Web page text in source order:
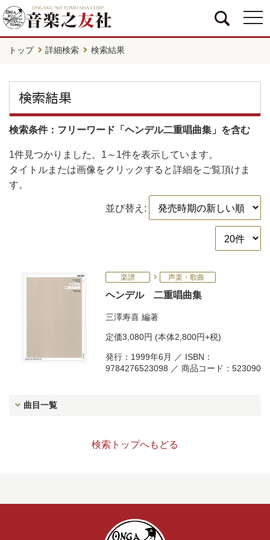
トップ 詳細検索 検索結果
検索結果
検索条件：フリーワード「ヘンデル二重唱曲集」を含む
1件見つかりました。 1～1件を表示しています。
タイトルまたは画像をクリックすると詳細をご覧頂けま
す。
並び替え:
楽譜 声楽・歌曲
ヘンデル 二重唱曲集
三澤寿喜 編著
定価3,080円 (本体2,800円+税)
発行：1999年6月 ／ ISBN：
9784276523098 ／ 商品コード：523090
曲目一覧
検索トップへもどる